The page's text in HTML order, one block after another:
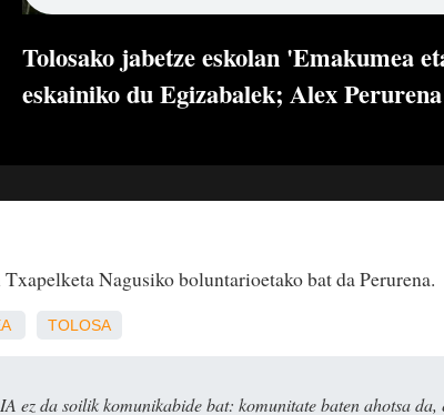
Tolosako jabetze eskolan 'Emakumea
eskainiko du Egizabalek; Alex
Nagusiko boluntarioetako bat da Perurena.
TOLOSA
ez da soilik komunikabide bat: komunitate baten ahotsa da,